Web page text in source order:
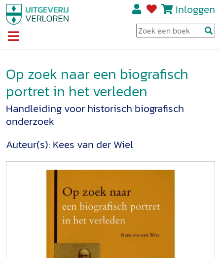
Inloggen
Op zoek naar een biografisch
portret in het verleden
Handleiding voor historisch biografisch
onderzoek
Auteur(s): Kees van der Wiel